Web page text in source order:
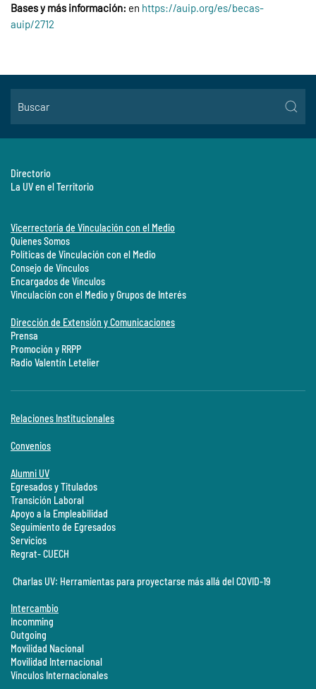
Bases y más información: en https://auip.org/es/becas-
auip/2712
Directorio
La UV en el Territorio
Vicerrectoría de Vinculación con el Medio
Quienes Somos
Políticas de Vinculación con el Medio
Consejo de Vínculos
Encargados de Vínculos
Vinculación con el Medio y Grupos de Interés
Dirección de Extensión y Comunicaciones
Prensa
Promoción y RRPP
Radio Valentín Letelier
Relaciones Institucionales
Convenios
Alumni UV
Egresados y Titulados
Transición Laboral
Apoyo a la Empleabilidad
Seguimiento de Egresados
Servicios
Regrat- CUECH
Charlas UV: Herramientas para proyectarse más allá del COVID-19
Intercambio
Incomming
Outgoing
Movilidad Nacional
Movilidad Internacional
Vínculos Internacionales